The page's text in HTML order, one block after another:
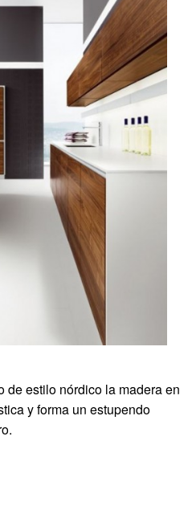
de estilo nórdico la madera en
y forma un estupendo